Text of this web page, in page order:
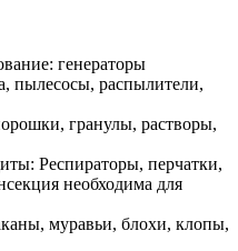
генераторы
пылесосы, распылители,
гранулы, растворы,
Респираторы, перчатки,
необходима для
муравьи, блохи, клопы,